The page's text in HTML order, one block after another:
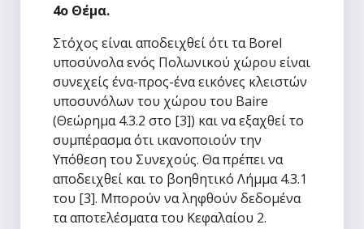
4ο Θέμα.
Στόχος είναι αποδειχθεί ότι τα Borel
υποσύνολα ενός Πολωνικού χώρου είναι
συνεχείς ένα-προς-ένα εικόνες κλειστών
υποσυνόλων του χώρου του Baire
(Θεώρημα 4.3.2 στο [3]) και να εξαχθεί το
συμπέρασμα ότι ικανοποιούν την
Υπόθεση του Συνεχούς. Θα πρέπει να
αποδειχθεί και το βοηθητικό Λήμμα 4.3.1
του [3]. Μπορούν να ληφθούν δεδομένα
τα αποτελέσματα του Κεφαλαίου 2.